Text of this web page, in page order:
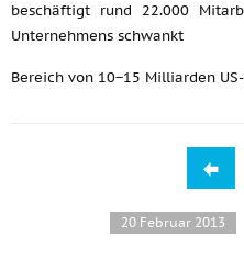
beschäftigt rund 22.000
Unternehmens schwankt
Bereich von 10−15 Milliarden
20 Februar 2013